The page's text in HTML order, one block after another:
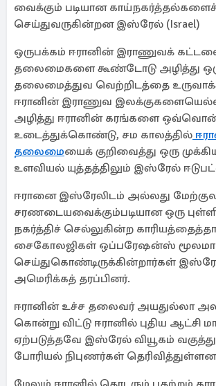
வைக்கும் படியான
செய்துவருகின்றன இஸ்ரேல் (Israel)
ஒருபக்கம் ஈரானின் இராணுவக்
தலைமைகளை கூண்டோடு அழித்து
தலைமைத்துவ வெற்றிடத்தை
ஈரானின் இராணுவ
அழித்து ஈரானின் கரங்களை
உடைத்துக்கொண்டு, சம காலத்தில்
தலைமையைக் குறிவைத்து ஒரு
உளவியல் யுத்தத்திலும் இஸ்ரேல்
ஈரானை இஸ்ரேலிடம் அல்லது
சரணடையவைக்கும்படியான ஒரு
நகர்த்திச் செல்லுகின்ற
சைகோலஜிகள் ஒப்பரேஷன்ஸ்
செய்துகொண்டிருக்கின்றார்கள்
அமெரிக்கத் தரப்பினர்.
ஈரானின் உச்ச தலைவர் அயதுல்லா
கொன்று விட்டு ஈரானில் புதிய ஆட்சி
ஏற்படுத்தவே இஸ்ரேல் வியூகம்
போரியல் நிபுணர்கள்